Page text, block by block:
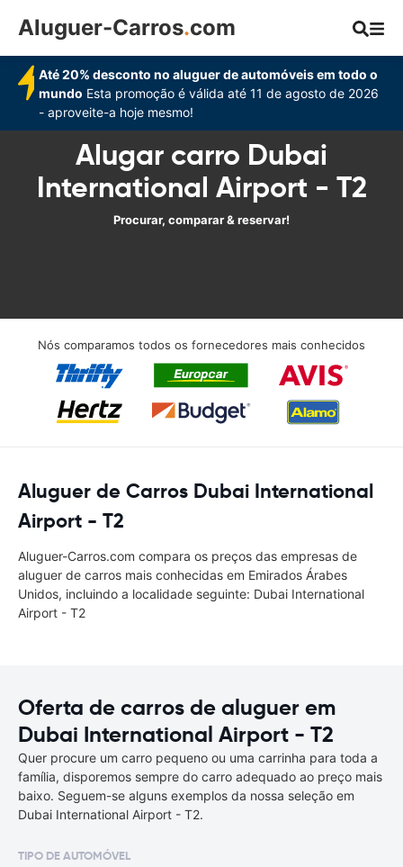
Aluguer-Carros.com
Até 20% desconto no aluguer de automóveis em todo o
mundo Esta promoção é válida até 11 de agosto de 2026
- aproveite-a hoje mesmo!
Alugar carro Dubai
International Airport - T2
Procurar, comparar & reservar!
Nós comparamos todos os fornecedores mais conhecidos
Aluguer de Carros Dubai International
Airport - T2
Aluguer-Carros.com compara os preços das empresas de
aluguer de carros mais conhecidas em Emirados Árabes
Unidos, incluindo a localidade seguinte: Dubai International
Airport - T2
Oferta de carros de aluguer em
Dubai International Airport - T2
Quer procure um carro pequeno ou uma carrinha para toda a
família, disporemos sempre do carro adequado ao preço mais
baixo. Seguem-se alguns exemplos da nossa seleção em
Dubai International Airport - T2.
TIPO DE AUTOMÓVEL